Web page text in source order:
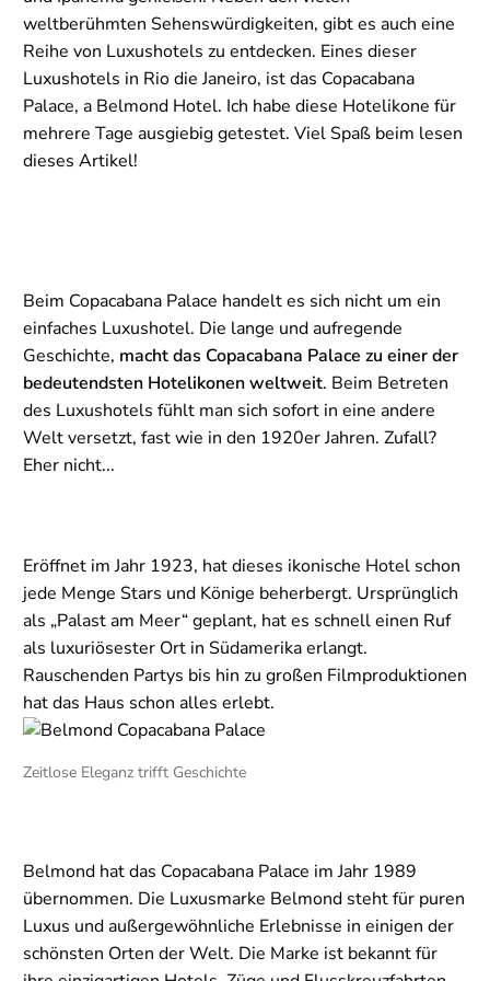
weltberühmten Sehenswürdigkeiten, gibt es auch eine
Reihe von Luxushotels zu entdecken. Eines dieser
Luxushotels in Rio die Janeiro, ist das Copacabana
Palace, a Belmond Hotel. Ich habe diese Hotelikone für
mehrere Tage ausgiebig getestet. Viel Spaß beim lesen
dieses Artikel!
Beim Copacabana Palace handelt es sich nicht um ein
einfaches Luxushotel. Die lange und aufregende
Geschichte, macht das Copacabana Palace zu einer der
bedeutendsten Hotelikonen weltweit. Beim Betreten
des Luxushotels fühlt man sich sofort in eine andere
Welt versetzt, fast wie in den 1920er Jahren. Zufall?
Eher nicht...
Eröffnet im Jahr 1923, hat dieses ikonische Hotel schon
jede Menge Stars und Könige beherbergt. Ursprünglich
als „Palast am Meer“ geplant, hat es schnell einen Ruf
als luxuriösester Ort in Südamerika erlangt.
Rauschenden Partys bis hin zu großen Filmproduktionen
hat das Haus schon alles erlebt.
Zeitlose Eleganz trifft Geschichte
Belmond hat das Copacabana Palace im Jahr 1989
übernommen. Die Luxusmarke Belmond steht für puren
Luxus und außergewöhnliche Erlebnisse in einigen der
schönsten Orten der Welt. Die Marke ist bekannt für